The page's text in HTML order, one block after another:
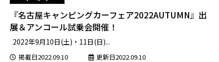
『名古屋キャンピングカーフェア2022AUTUMN』出
展＆アンコール試乗会開催！
2022年9月10日(土)・11日(日)...
掲載日2022.09.10
更新日2022.09.10